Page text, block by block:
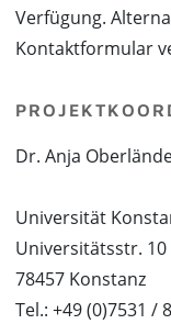
Verfügung.
Kontaktformular
Dr. Anja
Universität
Universitätsstr. 10
78457 Konstanz
Tel.: +49 (0)7531 /